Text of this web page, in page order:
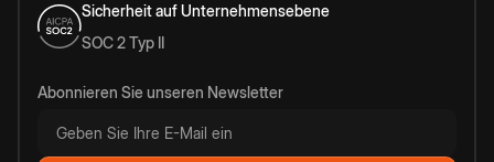
Sicherheit auf Unternehmensebene
SOC 2 Typ II
Abonnieren Sie unseren Newsletter